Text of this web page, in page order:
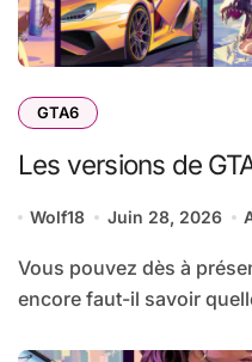
GTA6
Les versions de
Wolf18 Juin 28, 2026
Vous pouvez dès à présent précommander GTA6, mais
encore faut-il savoir